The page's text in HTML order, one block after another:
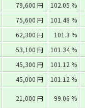
79,600 円 102.05 %
75,600 円 101.48 %
62,300 円 101.3 %
53,100 円 101.34 %
45,300 円 101.12 %
45,000 円 101.12 %
21,000 円 99.06 %